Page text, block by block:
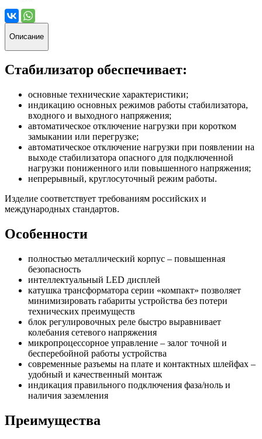
Описание
Стабилизатор обеспечивает:
основные технические характеристики;
индикацию основных режимов работы стабилизатора,
входного и выходного напряжения;
автоматическое отключение нагрузки при коротком
замыкании или перегрузке;
автоматическое отключение нагрузки при появлении на
выходе стабилизатора опасного для подключенной
нагрузки пониженного или повышенного напряжения;
непрерывный, круглосуточный режим работы.
Изделие соответствует требованиям российских и
международных стандартов.
Особенности
полностью металлический корпус – повышенная
безопасность
интеллектуальный LED дисплей
катушка трансформатора серии «компакт» позволяет
минимизировать габариты устройства без потери
технических преимуществ
блок регулировочных реле быстро выравнивает
колебания сетевого напряжения
микропроцессорное управление – залог точной и
бесперебойной работы устройства
современные разъемы на плате и контактных шлейфах –
удобный и качественный монтаж
индикация правильного подключения фаза/ноль и
наличия заземления
Преимущества